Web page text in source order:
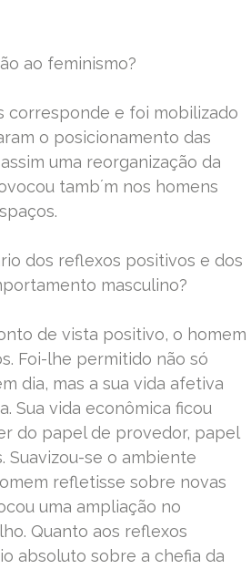
ao feminismo?
corresponde e foi mobilizado
o posicionamento das
uma reorganização da
tamb´m nos homens
dos reflexos positivos e dos
masculino?
de vista positivo, o homem
Foi-lhe permitido não só
dia, mas a sua vida afetiva
Sua vida econômica ficou
do papel de provedor, papel
Suavizou-se o ambiente
refletisse sobre novas
uma ampliação no
Quanto aos reflexos
absoluto sobre a chefia da